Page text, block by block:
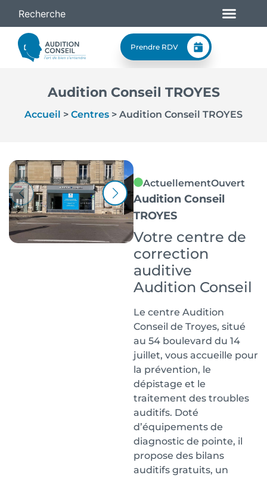
Prendre RDV
Audition Conseil TROYES
Accueil > Centres > Audition Conseil TROYES
ActuellementOuvert
Audition Conseil
TROYES
Votre centre de
correction
auditive
Audition Conseil
Le centre Audition
Conseil de Troyes, situé
au 54 boulevard du 14
juillet, vous accueille pour
la prévention, le
dépistage et le
traitement des troubles
auditifs. Doté
d’équipements de
diagnostic de pointe, il
propose des bilans
auditifs gratuits, un